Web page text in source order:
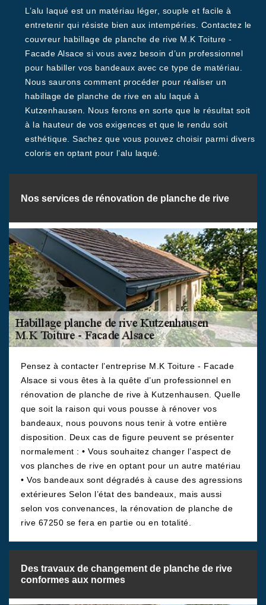
L’alu laqué est un matériau léger, souple et facile à
entretenir qui résiste bien aux intempéries. Contactez le
couvreur habillage de planche de rive M.K Toiture -
Facade Alsace si vous avez besoin d’un professionnel
pour habiller vos bandeaux avec ce type de matériau.
Nous saurons comment procéder pour réaliser un
habillage de planche de rive en alu laqué à
Kutzenhausen. Nous ferons en sorte que le résultat soit
à la hauteur de vos exigences et que le rendu soit
esthétique. Sachez que vous pouvez choisir parmi divers
coloris en optant pour l’alu laqué.
Nos services de rénovation de planche de rive
Pensez à contacter l’entreprise M.K Toiture - Facade
Alsace si vous êtes à la quête d’un professionnel en
rénovation de planche de rive à Kutzenhausen. Quelle
que soit la raison qui vous pousse à rénover vos
bandeaux, nous pouvons nous tenir à votre entière
disposition. Deux cas de figure peuvent se présenter
normalement : • Vous souhaitez changer l’aspect de
vos planches de rive en optant pour un autre matériau
• Vos bandeaux sont dégradés à cause des agressions
extérieures Selon l’état des bandeaux, mais aussi
selon vos convenances, la rénovation de planche de
rive 67250 se fera en partie ou en totalité.
Des travaux de changement de planche de rive
conformes aux normes